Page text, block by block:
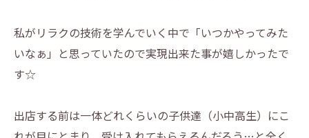
私がリラクの技術を学んでいく中で「いつかやってみた
いなぁ」と思っていたので実現出来た事が嬉しかったで
す☆
出店する前は一体どれくらいの子供達（小中高生）にこ